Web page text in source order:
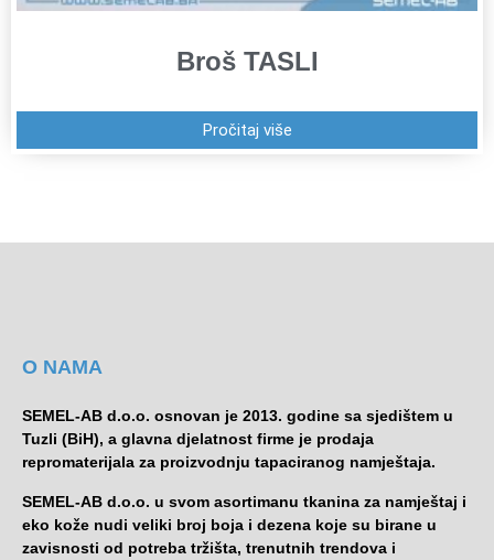
Broš TASLI
Pročitaj više
O NAMA
SEMEL-AB d.o.o. osnovan je 2013. godine sa sjedištem u
Tuzli (BiH), a glavna djelatnost firme je prodaja
repromaterijala za proizvodnju tapaciranog namještaja.
SEMEL-AB d.o.o. u svom asortimanu tkanina za namještaj i
eko kože nudi veliki broj boja i dezena koje su birane u
zavisnosti od potreba tržišta, trenutnih trendova i